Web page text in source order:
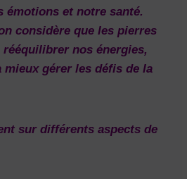
émotions et notre santé.
considère que les pierres
nos énergies,
mieux gérer les défis de la
sur différents aspects de